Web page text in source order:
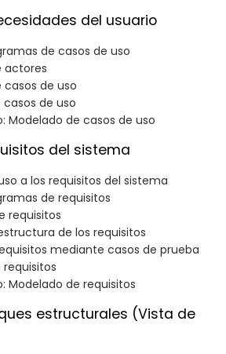
del usuario
de casos de uso
actores
de uso
de uso
Modelado de casos de uso
del sistema
a los requisitos del sistema
de requisitos
requisitos
de los requisitos
mediante casos de prueba
Modelado de requisitos
estructurales (Vista de